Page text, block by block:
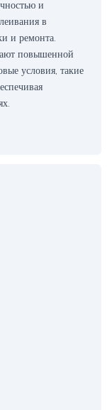
и
в
и ремонта.
повышенной
условия, такие